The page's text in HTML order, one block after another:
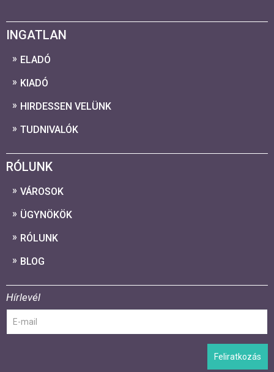
INGATLAN
ELADÓ
KIADÓ
HIRDESSEN VELÜNK
TUDNIVALÓK
RÓLUNK
VÁROSOK
ÜGYNÖKÖK
RÓLUNK
BLOG
Hírlevél
Feliratkozás